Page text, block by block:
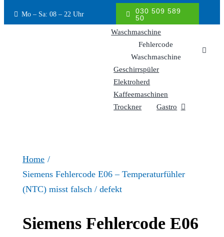
springen
Mo – Sa: 08 – 22 Uhr
030 509 589
50
Waschmaschine
Fehlercode
Waschmaschine
Geschirrspüler
Elektroherd
Kaffeemaschinen
Trockner
Gastro
Home
Siemens Fehlercode E06 – Temperaturfühler
(NTC) misst falsch / defekt
Siemens Fehlercode E06